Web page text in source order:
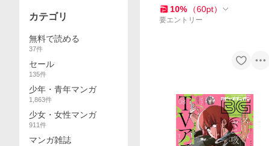
10% （60pt）
要エントリー
カテゴリ
無料で読める
37件
セール
135件
少年・青年マンガ
1,863件
少女・女性マンガ
911件
マンガ雑誌